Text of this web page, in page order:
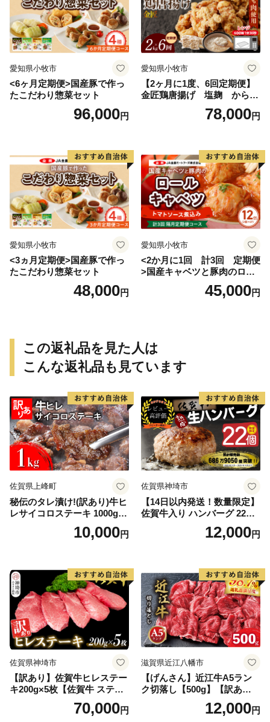
愛知県小牧市
<6ヶ月定期便>国産豚で作っ
たこだわり惣菜セット
96,000円
愛知県小牧市
【2ヶ月に1度、6回定期便】
金匠鶏唐揚げ 塩麹 からあ
78,000円
愛知県小牧市
<3ヵ月定期便>国産豚で作っ
たこだわり惣菜セット
48,000円
愛知県小牧市
<2か月に1回 計3回 定期便
>国産キャベツと豚肉のロー
ルキャベツ（6P入り）
45,000円
この返礼品を見た人は
こんな返礼品も見ています
佐賀県上峰町
秘伝のタレ漬け!(訳あり)牛ヒ
レサイコロステーキ 1000g
10,000円
佐賀県神埼市
【14日以内発送！数量限定】
佐賀牛入り ハンバーグ 22個
2.6kg(120g×22個)【佐賀牛
黒毛和牛 ブランド牛 九州 ハ
気】(H083106)
12,000円
佐賀県神埼市
【訳あり】佐賀牛ヒレステー
キ200g×5枚【佐賀牛 ステー
キ ブランド肉 ヒレ肉 フィレ
肉 ジューシー ヘルシー】(H0
70,000円
滋賀県近江八幡市
【げんさん】近江牛A5ラン
ク切落し【500g】【訳あり】
12,000円